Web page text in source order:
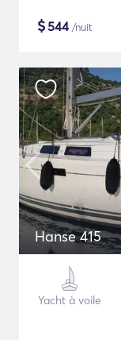
$544/nuit
Hanse 415
Yacht à voile